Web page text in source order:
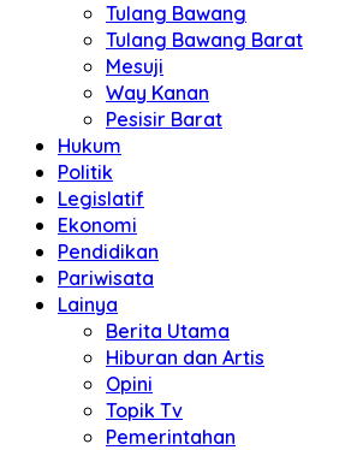
Tulang Bawang
Tulang Bawang Barat
Mesuji
Way Kanan
Pesisir Barat
Hukum
Politik
Legislatif
Ekonomi
Pendidikan
Pariwisata
Lainya
Berita Utama
Hiburan dan Artis
Opini
Topik Tv
Pemerintahan